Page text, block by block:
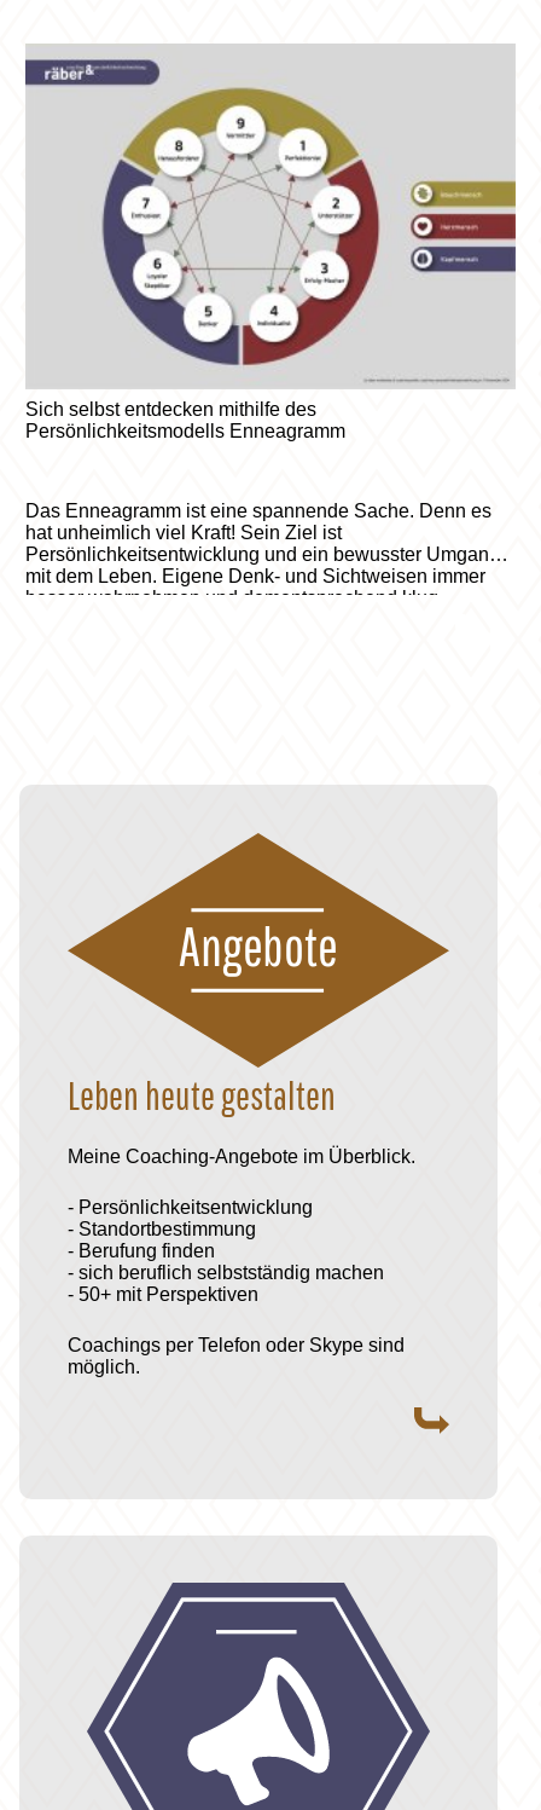
Sich selbst entdecken mithilfe des
Persönlichkeitsmodells Enneagramm
Das Enneagramm ist eine spannende Sache. Denn es
hat unheimlich viel Kraft! Sein Ziel ist
Persönlichkeitsentwicklung und ein bewusster Umgang
mit dem Leben. Eigene Denk- und Sichtweisen immer
besser wahrnehmen und dementsprechend klug
Angebote
Leben heute gestalten
Meine Coaching-Angebote im Überblick.
- Persönlichkeitsentwicklung
- Standortbestimmung
- Berufung finden
- sich beruflich selbstständig machen
- 50+ mit Perspektiven
Coachings per Telefon oder Skype sind
möglich.